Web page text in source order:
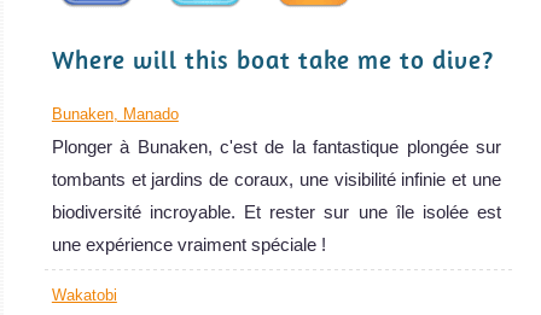
blanches
gigantesques
tortues vertes et
eaux cristallines
pour le
Where will this boat take me to dive?
Bunaken, Manado
Plonger à Bunaken, c'est de la fantastique plongée sur
tombants et jardins de coraux, une visibilité infinie et une
biodiversité incroyable. Et rester sur une île isolée est
une expérience vraiment spéciale !
Wakatobi